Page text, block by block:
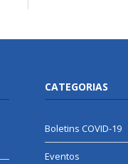
CATEGORIAS
Boletins COVID-19
Eventos